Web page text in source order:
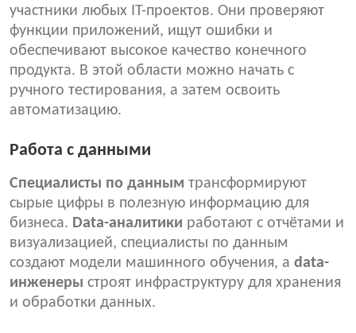
участники любых IT-проектов. Они проверяют
функции приложений, ищут ошибки и
обеспечивают высокое качество конечного
продукта. В этой области можно начать с
ручного тестирования, а затем освоить
автоматизацию.
Работа с данными
Специалисты по данным трансформируют
сырые цифры в полезную информацию для
бизнеса. Data-аналитики работают с отчётами и
визуализацией, специалисты по данным
создают модели машинного обучения, а data-
инженеры строят инфраструктуру для хранения
и обработки данных.